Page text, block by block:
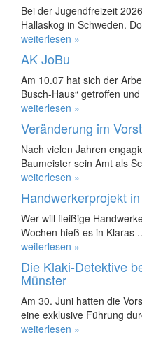
Bei der Jugendfreizeit
Hallaskog in Schweden.
weiterlesen »
AK JoBu
Am 10.07 hat sich der
Busch-Haus“ getroffen und
weiterlesen »
Veränderung im
Nach vielen Jahren
Baumeister sein Amt als
weiterlesen »
Handwerkerprojekt
Wer will fleißige
Wochen hieß es in Klaras
weiterlesen »
Die Klaki-Detektive
Münster
Am 30. Juni hatten die
eine exklusive Führung
weiterlesen »